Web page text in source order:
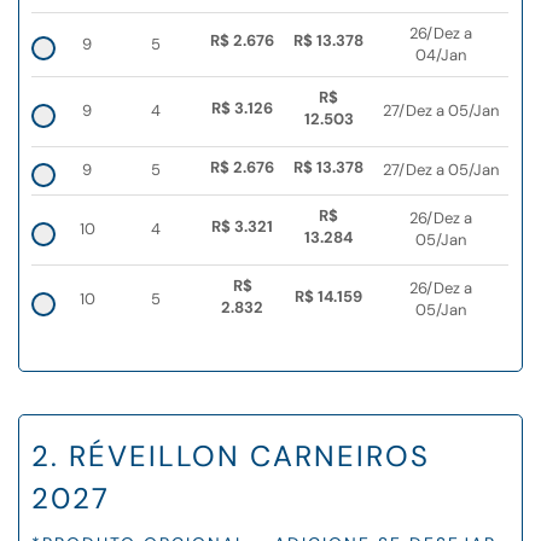
9 5 R$ 2.676 R$ 13.378
26/Dez a
04/Jan
9 4 R$ 3.126
R$
12.503
27/Dez a 05/Jan
9 5 R$ 2.676 R$ 13.378 27/Dez a 05/Jan
10 4 R$ 3.321
R$
13.284
26/Dez a
05/Jan
10 5
R$
2.832
R$ 14.159
26/Dez a
05/Jan
2. RÉVEILLON CARNEIROS
2027